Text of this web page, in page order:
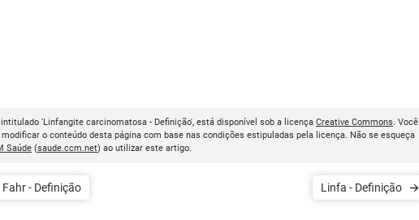
'Linfangite carcinomatosa - Definição', está disponível sob a licença Creative Commons. Você
o conteúdo desta página com base nas condições estipuladas pela licença. Não se esqueça
Saúde (saude.ccm.net) ao utilizar este artigo.
Doença de Fahr - Definição Linfa - Definição